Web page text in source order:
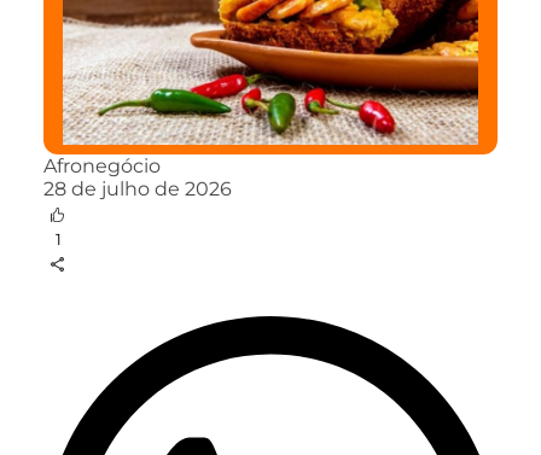
Afronegócio
28 de julho de 2026
1